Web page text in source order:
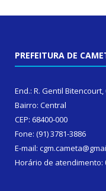
PREFEITURA DE
End.: R. Gentil Bitencourt,
Bairro: Central
CEP: 68400-000
Fone: (91) 3781-3886
E-mail:
Horário de atendimento: